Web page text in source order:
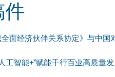
件
面经济伙伴关系协定》与中国
工智能+”赋能千行百业高质量